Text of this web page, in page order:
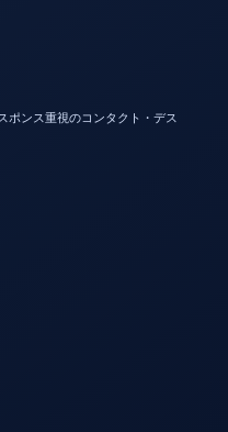
ポンス重視のコンタクト・デス